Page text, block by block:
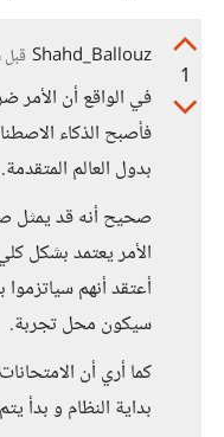
1
Shahd_Ballouz
في الواقع أن الأمر
فأصبح الذكاء
بدول العالم المتقدمة.
صحيح أنه قد يمثل
الأمر يعتمد بشكل
أعتقد أنهم سياتزموا
سيكون محل تجربة.
كما أري أن
بداية النظام و بدأ